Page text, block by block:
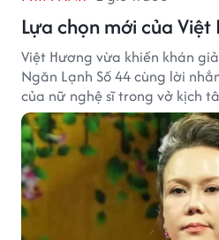
Lựa chọn mới của Việt
Việt Hương vừa khiến khán
Ngăn Lạnh Số 44 cùng lời
của nữ nghệ sĩ trong vở kịch
được nhiều quan tâm từ công